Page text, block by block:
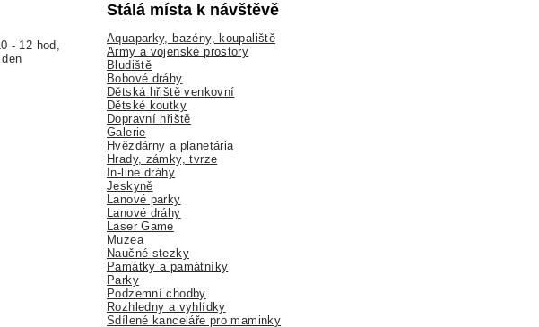
- 12 hod,
Stálá místa k návštěvě
Aquaparky, bazény, koupaliště
Army a vojenské prostory
Bludiště
Bobové dráhy
Dětská hřiště venkovní
Dětské koutky
Dopravní hřiště
Galerie
Hvězdárny a planetária
Hrady, zámky, tvrze
In-line dráhy
Jeskyně
Lanové parky
Lanové dráhy
Laser Game
Muzea
Naučné stezky
Památky a památníky
Parky
Podzemní chodby
Rozhledny a vyhlídky
Sdílené kanceláře pro maminky